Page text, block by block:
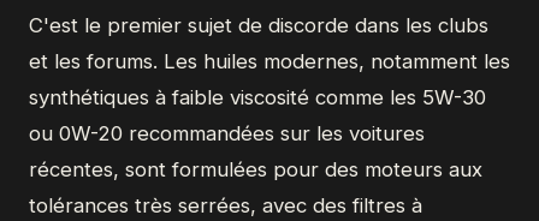
C'est le premier sujet de discorde dans les clubs
et les forums. Les huiles modernes, notamment les
synthétiques à faible viscosité comme les 5W-30
ou 0W-20 recommandées sur les voitures
récentes, sont formulées pour des moteurs aux
tolérances très serrées, avec des filtres à